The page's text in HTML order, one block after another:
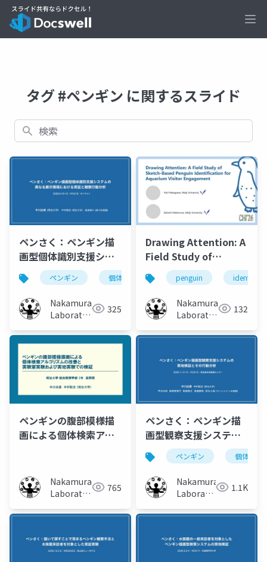
タグ #ペンギン に関するスライド
検索
ペンさく：ペンギン描
画型個体識別支援シス
テムの異なる展示環境
における実証と観察行
動分析
ペンギン 個体識別 実証実験 描画
Nakamura
Laboratory
University)
325
Drawing Attention: A
Field Study of
Sketch-Based
Penguin
Identification for
Aquarium Visitor
Engagement
penguin
Nakamura
Laboratory
University)
132
ペンギンの腹部模様描
画による個体検索アル
での検証Nakamura
Laboratory
University)
765
ペンさく：ペンギン描
画型観察支援システム
の実地検証とその行動
分析
ペンギン 個体識別
Nakamura
Laboratory
University)
1.1K